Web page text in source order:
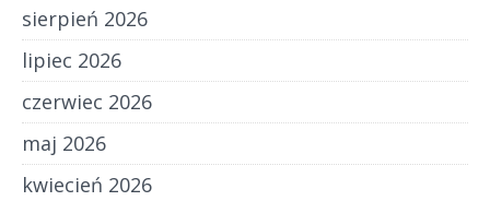
sierpień 2026
lipiec 2026
czerwiec 2026
maj 2026
kwiecień 2026